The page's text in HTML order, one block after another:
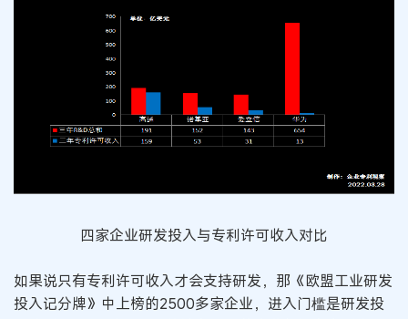
四家企业研发投入与专利许可收入对比
如果说只有专利许可收入才会支持研发，那《欧盟工业研发
投入记分牌》中上榜的2500多家企业，进入门槛是研发投